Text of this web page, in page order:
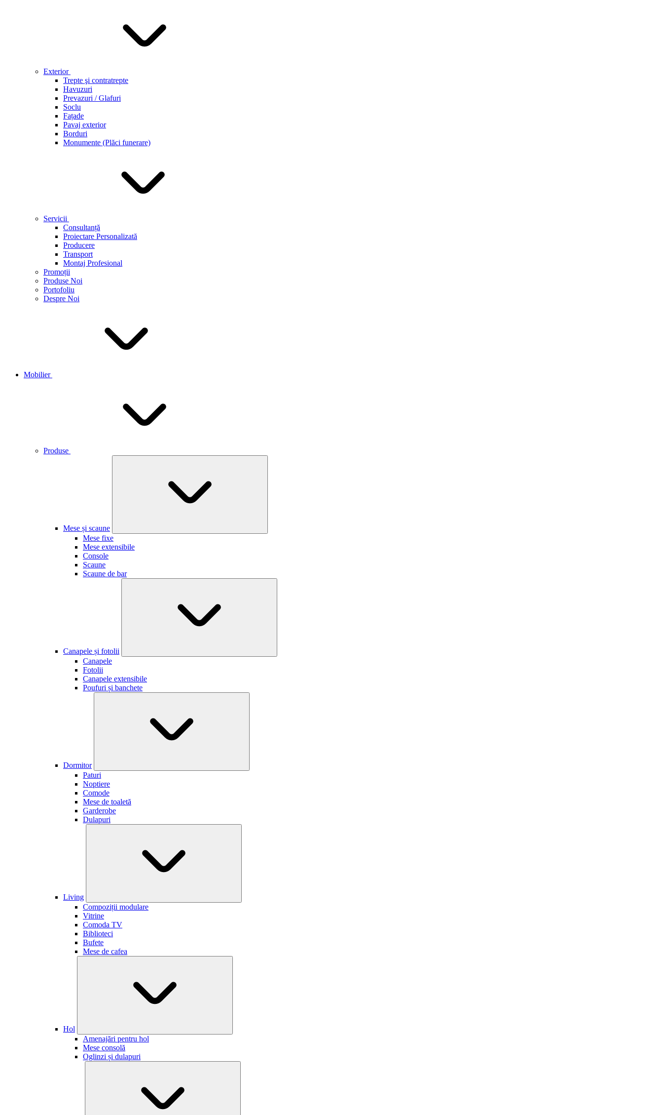
Exterior
Trepte şi contratrepte
Havuzuri
Prevazuri / Glafuri
Soclu
Fațade
Pavaj exterior
Borduri
Monumente (Plăci funerare)
Servicii
Consultanță
Proiectare Personalizată
Producere
Transport
Montaj Profesional
Promoții
Produse Noi
Portofoliu
Despre Noi
Mobilier
Produse
Mese și scaune
Mese fixe
Mese extensibile
Console
Scaune
Scaune de bar
Canapele și fotolii
Canapele
Fotolii
Canapele extensibile
Poufuri și banchete
Dormitor
Paturi
Noptiere
Comode
Mese de toaletă
Garderobe
Dulapuri
Living
Compoziții modulare
Vitrine
Comoda TV
Biblioteci
Bufete
Mese de cafea
Hol
Amenajări pentru hol
Mese consolă
Oglinzi și dulapuri